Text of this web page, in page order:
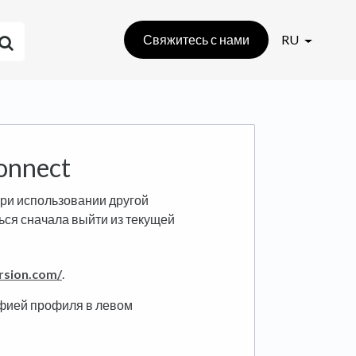
Свяжитесь с нами RU
использовании другой
сначала выйти из текущей
.
профиля в левом